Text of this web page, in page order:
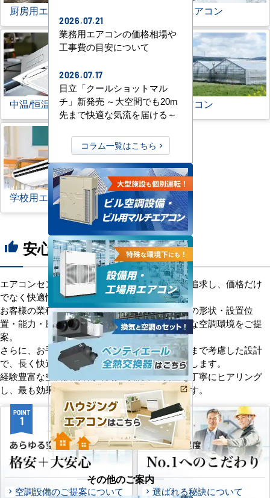
厨房用エアコン 寒冷地用エアコン
中温/恒温用エアコン 農業用エアコン
学校用エアコン
thumb_up 安心の8つのポイント
エアコンセンターACは、「格安＋α」の価値を追求し、価格だけ
でなく快適性と機能性にもこだわっています。
お客様の業種や施設の形態に合わせて、室内機の形状・設置位
置・能力・風向きなどを総合的に検討し、最適な空調環境をご提
案。
さらに、お手入れのしやすさやメンテナンス性まで考慮した設計
で、長く快適にご使用いただけるようサポートします。
経験豊富な空調技術者が現場の状況やご要望を丁寧にヒアリング
し、最も効果的で効率的なプランをお届けします。
POINT
1
空調設備のご提案について
POINT
2
選ばれる秘訣について
2026.07.21
業務用エアコンの価格相場や
工事費の目安について
2026.07.17
日立「クールショットマル
チ」新発売 ～大空間でも20m
先まで快適な気流を届ける～
コラム一覧はこちら
その他のご案内